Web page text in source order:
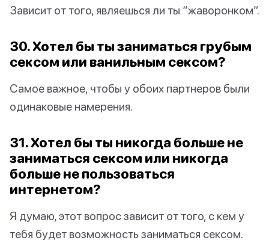
Зависит от того, являешься ли ты “жаворонком”.
30. Хотел бы ты заниматься грубым
сексом или ванильным сексом?
Самое важное, чтобы у обоих партнеров были
одинаковые намерения.
31. Хотел бы ты никогда больше не
заниматься сексом или никогда
больше не пользоваться
интернетом?
Я думаю, этот вопрос зависит от того, с кем у
тебя будет возможность заниматься сексом.